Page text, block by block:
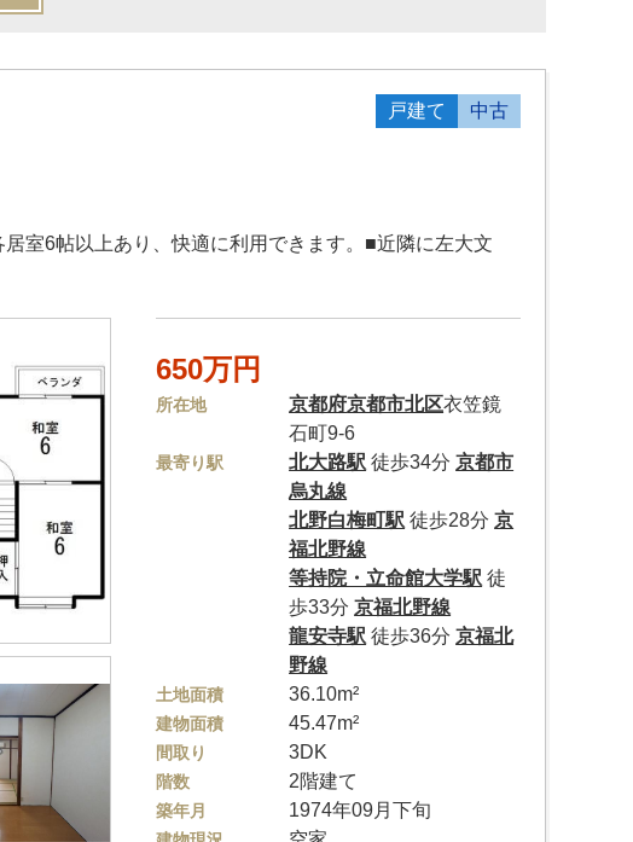
戸建て 中古
室6帖以上あり、快適に利用できます。■近隣に左大文
650万円
所在地 京都府京都市北区衣笠鏡
石町9-6
最寄り駅 北大路駅 徒歩34分京都市
烏丸線
北野白梅町駅 徒歩28分京
福北野線
等持院・立命館大学駅 徒
歩33分京福北野線
龍安寺駅 徒歩36分京福北
野線
土地面積 36.10m²
建物面積 45.47m²
間取り 3DK
階数 2階建て
築年月 1974年09月下旬